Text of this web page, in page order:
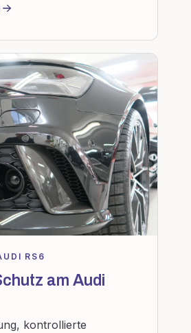
RS6
am Audi
kontrollierte